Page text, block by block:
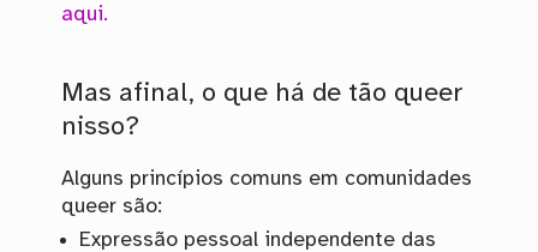
aqui.
Mas afinal, o que há de tão queer
nisso?
Alguns princípios comuns em comunidades
queer são:
Expressão pessoal independente das